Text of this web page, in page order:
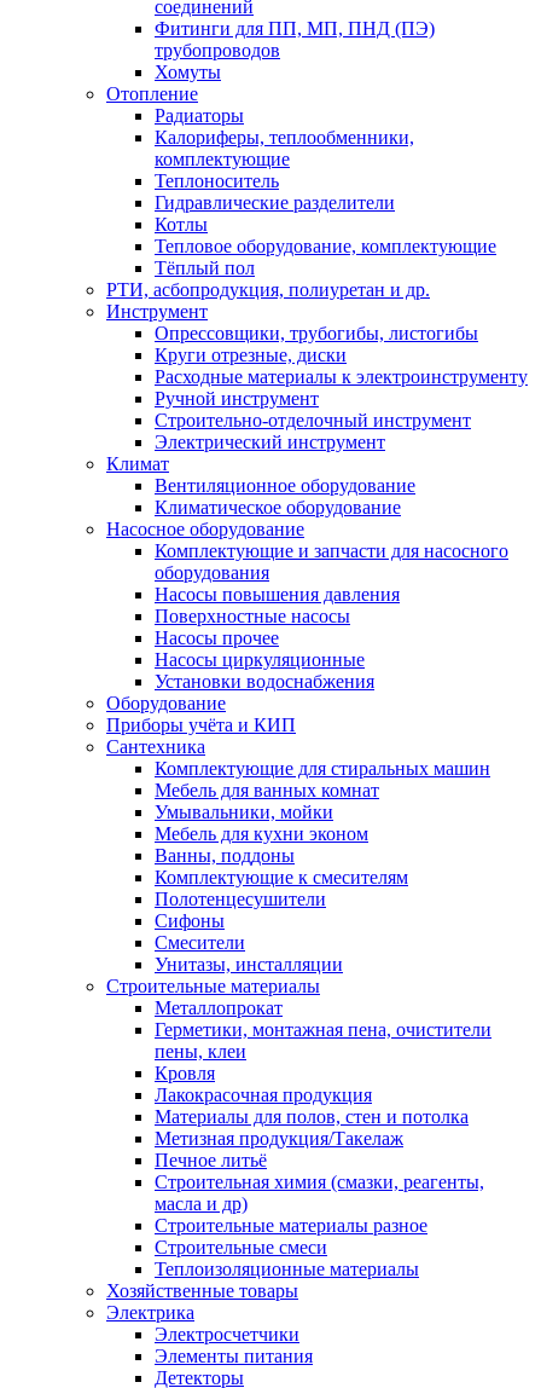
соединений
Фитинги для ПП, МП, ПНД (ПЭ)
трубопроводов
Хомуты
Отопление
Радиаторы
Калориферы, теплообменники,
комплектующие
Теплоноситель
Гидравлические разделители
Котлы
Тепловое оборудование, комплектующие
Тёплый пол
РТИ, асбопродукция, полиуретан и др.
Инструмент
Опрессовщики, трубогибы, листогибы
Круги отрезные, диски
Расходные материалы к электроинструменту
Ручной инструмент
Строительно-отделочный инструмент
Электрический инструмент
Климат
Вентиляционное оборудование
Климатическое оборудование
Насосное оборудование
Комплектующие и запчасти для насосного
оборудования
Насосы повышения давления
Поверхностные насосы
Насосы прочее
Насосы циркуляционные
Установки водоснабжения
Оборудование
Приборы учёта и КИП
Сантехника
Комплектующие для стиральных машин
Мебель для ванных комнат
Умывальники, мойки
Мебель для кухни эконом
Ванны, поддоны
Комплектующие к смесителям
Полотенцесушители
Сифоны
Смесители
Унитазы, инсталляции
Строительные материалы
Металлопрокат
Герметики, монтажная пена, очистители
пены, клеи
Кровля
Лакокрасочная продукция
Материалы для полов, стен и потолка
Метизная продукция/Такелаж
Печное литьё
Строительная химия (смазки, реагенты,
масла и др)
Строительные материалы разное
Строительные смеси
Теплоизоляционные материалы
Хозяйственные товары
Электрика
Электросчетчики
Элементы питания
Детекторы